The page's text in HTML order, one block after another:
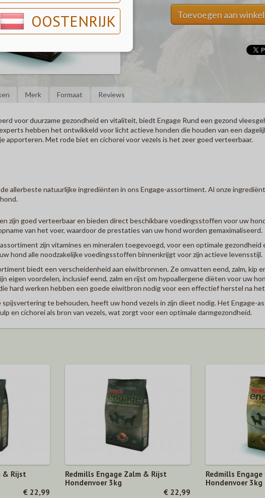
OOSTENRIJK
Toevoegen aan
Merk Formaat Reviews
voor duurzame gezondheid en vitaliteit, biedt Engage Rund een gezond
hebben het ontwikkeld voor licht actieve honden die houden van een
apporteren.Met rode biet en cichorei voor vezels is het zeer goed verteerbaar.
allerbeste natuurlijke ingrediënten in ons Engage-assortiment.Al onze
zijn goed verteerbaar en bieden direct beschikbare voedingsstoffen voor uw
van het voer, waardoor de prestaties van uw hond worden gemaximaliseerd.
zijn vitamines en mineralen toegevoegd, voor een optimale
hond alle noodzakelijke voedingsstoffen binnenkrijgt voor zijn actieve levensstijl.
biedt een verscheidenheid aan eiwitbronnen. Ze omvatten eend, zalm, kip
eigen voordelen, inclusief eend, zalm en rijst om hypoallergene diëten voor uw
hard werken hebben een goede eiwitbron nodig voor een effectief herstel na
spijsvertering te behouden, heeft uw hond vezels in zijn dieet nodig. Het Engage-
en cichorei als bron van vezels, wat zorgt voor een optimale darmgezondheid.
& Rijst
€ 22,99
Redmills Engage Zalm & Rijst
Hondenvoer 3kg
€ 22,99
Redmills Engage
Hondenvoer 3kg